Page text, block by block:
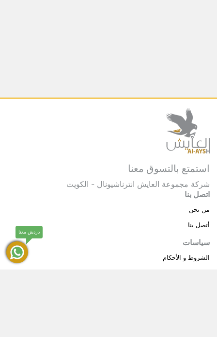
استمتع بالتسوق معنا
شركة مجموعة العايش انترناشيونال - الكويت
اتصل بنا
من نحن
أتصل بنا
سياسات
الشروط و الأحكام
دردش معنا